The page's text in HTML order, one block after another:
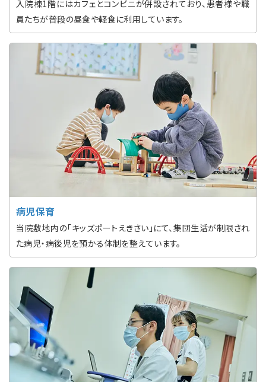
入院棟1階にはカフェとコンビニが併設されており、患者様や職
員たちが普段の昼食や軽食に利用しています。
病児保育
当院敷地内の「キッズポートえきさい」にて、集団生活が制限され
た病児・病後児を預かる体制を整えています。